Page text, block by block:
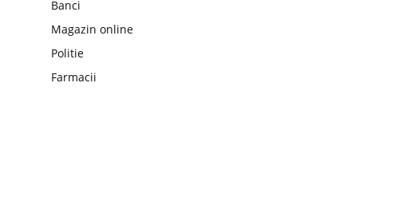
Banci
Magazin online
Politie
Farmacii